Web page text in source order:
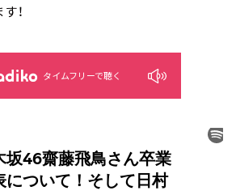
！
タイムフリーで聴く